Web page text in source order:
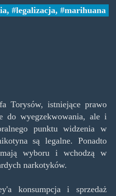
, legalizacja, marihuana
Torysów, istniejące prawo
do wyegzekwowania, ale i
punktu widzenia w
są legalne. Ponadto
wyboru i wchodzą w
narkotyków.
konsumpcja i sprzedaż